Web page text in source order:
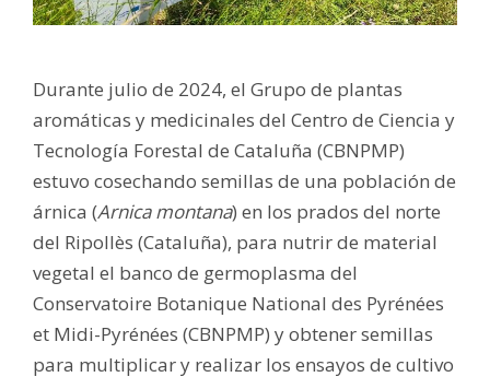
Durante julio de 2024, el Grupo de plantas
aromáticas y medicinales del Centro de Ciencia y
Tecnología Forestal de Cataluña (CBNPMP)
estuvo cosechando semillas de una población de
árnica (Arnica montana) en los prados del norte
del Ripollès (Cataluña), para nutrir de material
vegetal el banco de germoplasma del
Conservatoire Botanique National des Pyrénées
et Midi-Pyrénées (CBNPMP) y obtener semillas
para multiplicar y realizar los ensayos de cultivo